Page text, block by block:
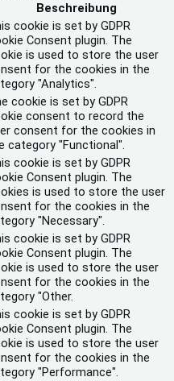
Beschreibung
cookie is set by GDPR
Consent plugin. The
is used to store the user
for the cookies in the
"Analytics".
cookie is set by GDPR
consent to record the
consent for the cookies in
category "Functional".
cookie is set by GDPR
Consent plugin. The
is used to store the user
for the cookies in the
"Necessary".
cookie is set by GDPR
Consent plugin. The
is used to store the user
for the cookies in the
"Other.
cookie is set by GDPR
Consent plugin. The
is used to store the user
for the cookies in the
"Performance".